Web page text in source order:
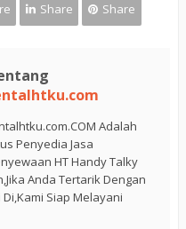
Share Share
Adalah
Penyedia Jasa
HT Handy Talky
Anda Tertarik Dengan
Siap Melayani